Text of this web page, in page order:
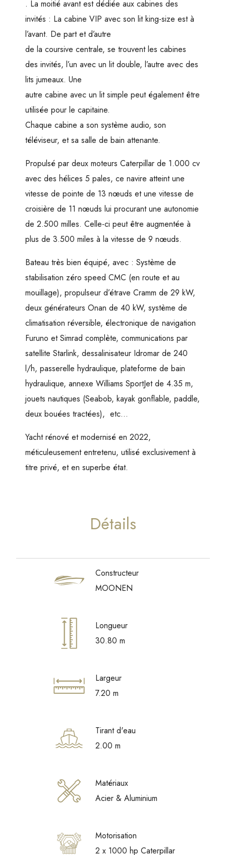
. La moitié avant est dédiée aux cabines des
invités : La cabine VIP avec son lit king-size est à
l’avant. De part et d’autre
de la coursive centrale, se trouvent les cabines
des invités, l’un avec un lit double, l’autre avec des
lits jumeaux. Une
autre cabine avec un lit simple peut également être
utilisée pour le capitaine.
Chaque cabine a son système audio, son
téléviseur, et sa salle de bain attenante.
Propulsé par deux moteurs Caterpillar de 1.000 cv
avec des hélices 5 pales, ce navire atteint une
vitesse de pointe de 13 nœuds et une vitesse de
croisière de 11 nœuds lui procurant une autonomie
de 2.500 milles. Celle-ci peut être augmentée à
plus de 3.500 miles à la vitesse de 9 nœuds.
Bateau très bien équipé, avec : Système de
stabilisation zéro speed CMC (en route et au
mouillage), propulseur d’étrave Cramm de 29 kW,
deux générateurs Onan de 40 kW, système de
climatisation réversible, électronique de navigation
Furuno et Simrad complète, communications par
satellite Starlink, dessalinisateur Idromar de 240
l/h, passerelle hydraulique, plateforme de bain
hydraulique, annexe Williams SportJet de 4.35 m,
jouets nautiques (Seabob, kayak gonflable, paddle,
deux bouées tractées), etc…
Yacht rénové et modernisé en 2022,
méticuleusement entretenu, utilisé exclusivement à
titre privé, et en superbe état.
Détails
Constructeur
MOONEN
Longueur
30.80 m
Largeur
7.20 m
Tirant d'eau
2.00 m
Matériaux
Acier & Aluminium
Motorisation
2 x 1000 hp Caterpillar